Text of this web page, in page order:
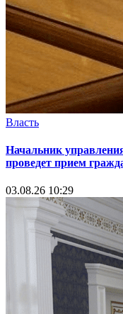
Власть
Начальник
проведет прием
03.08.26 10:29